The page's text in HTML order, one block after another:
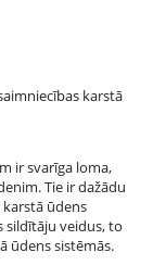
karstā
ir svarīga loma,
Tie ir dažādu
ūdens
sildītāju veidus, to
ūdens sistēmās.